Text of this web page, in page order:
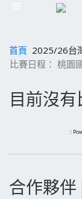
首頁 2025/26台
比賽日程： 桃園
目前沒有
::
合作夥伴